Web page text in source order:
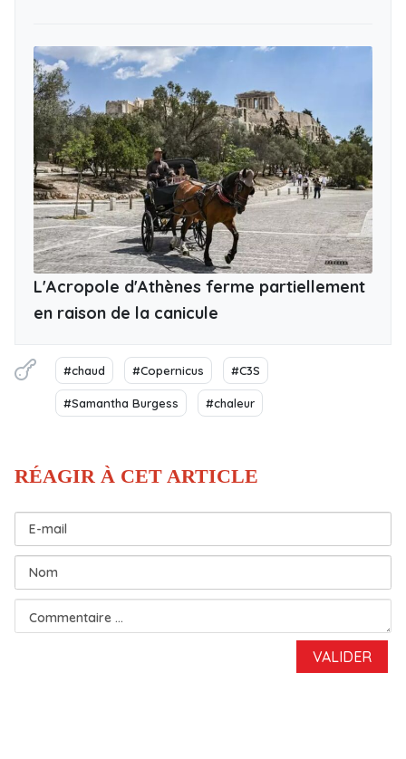
L'Acropole d'Athènes ferme partiellement
en raison de la canicule
#chaud #Copernicus #C3S
#Samantha Burgess #chaleur